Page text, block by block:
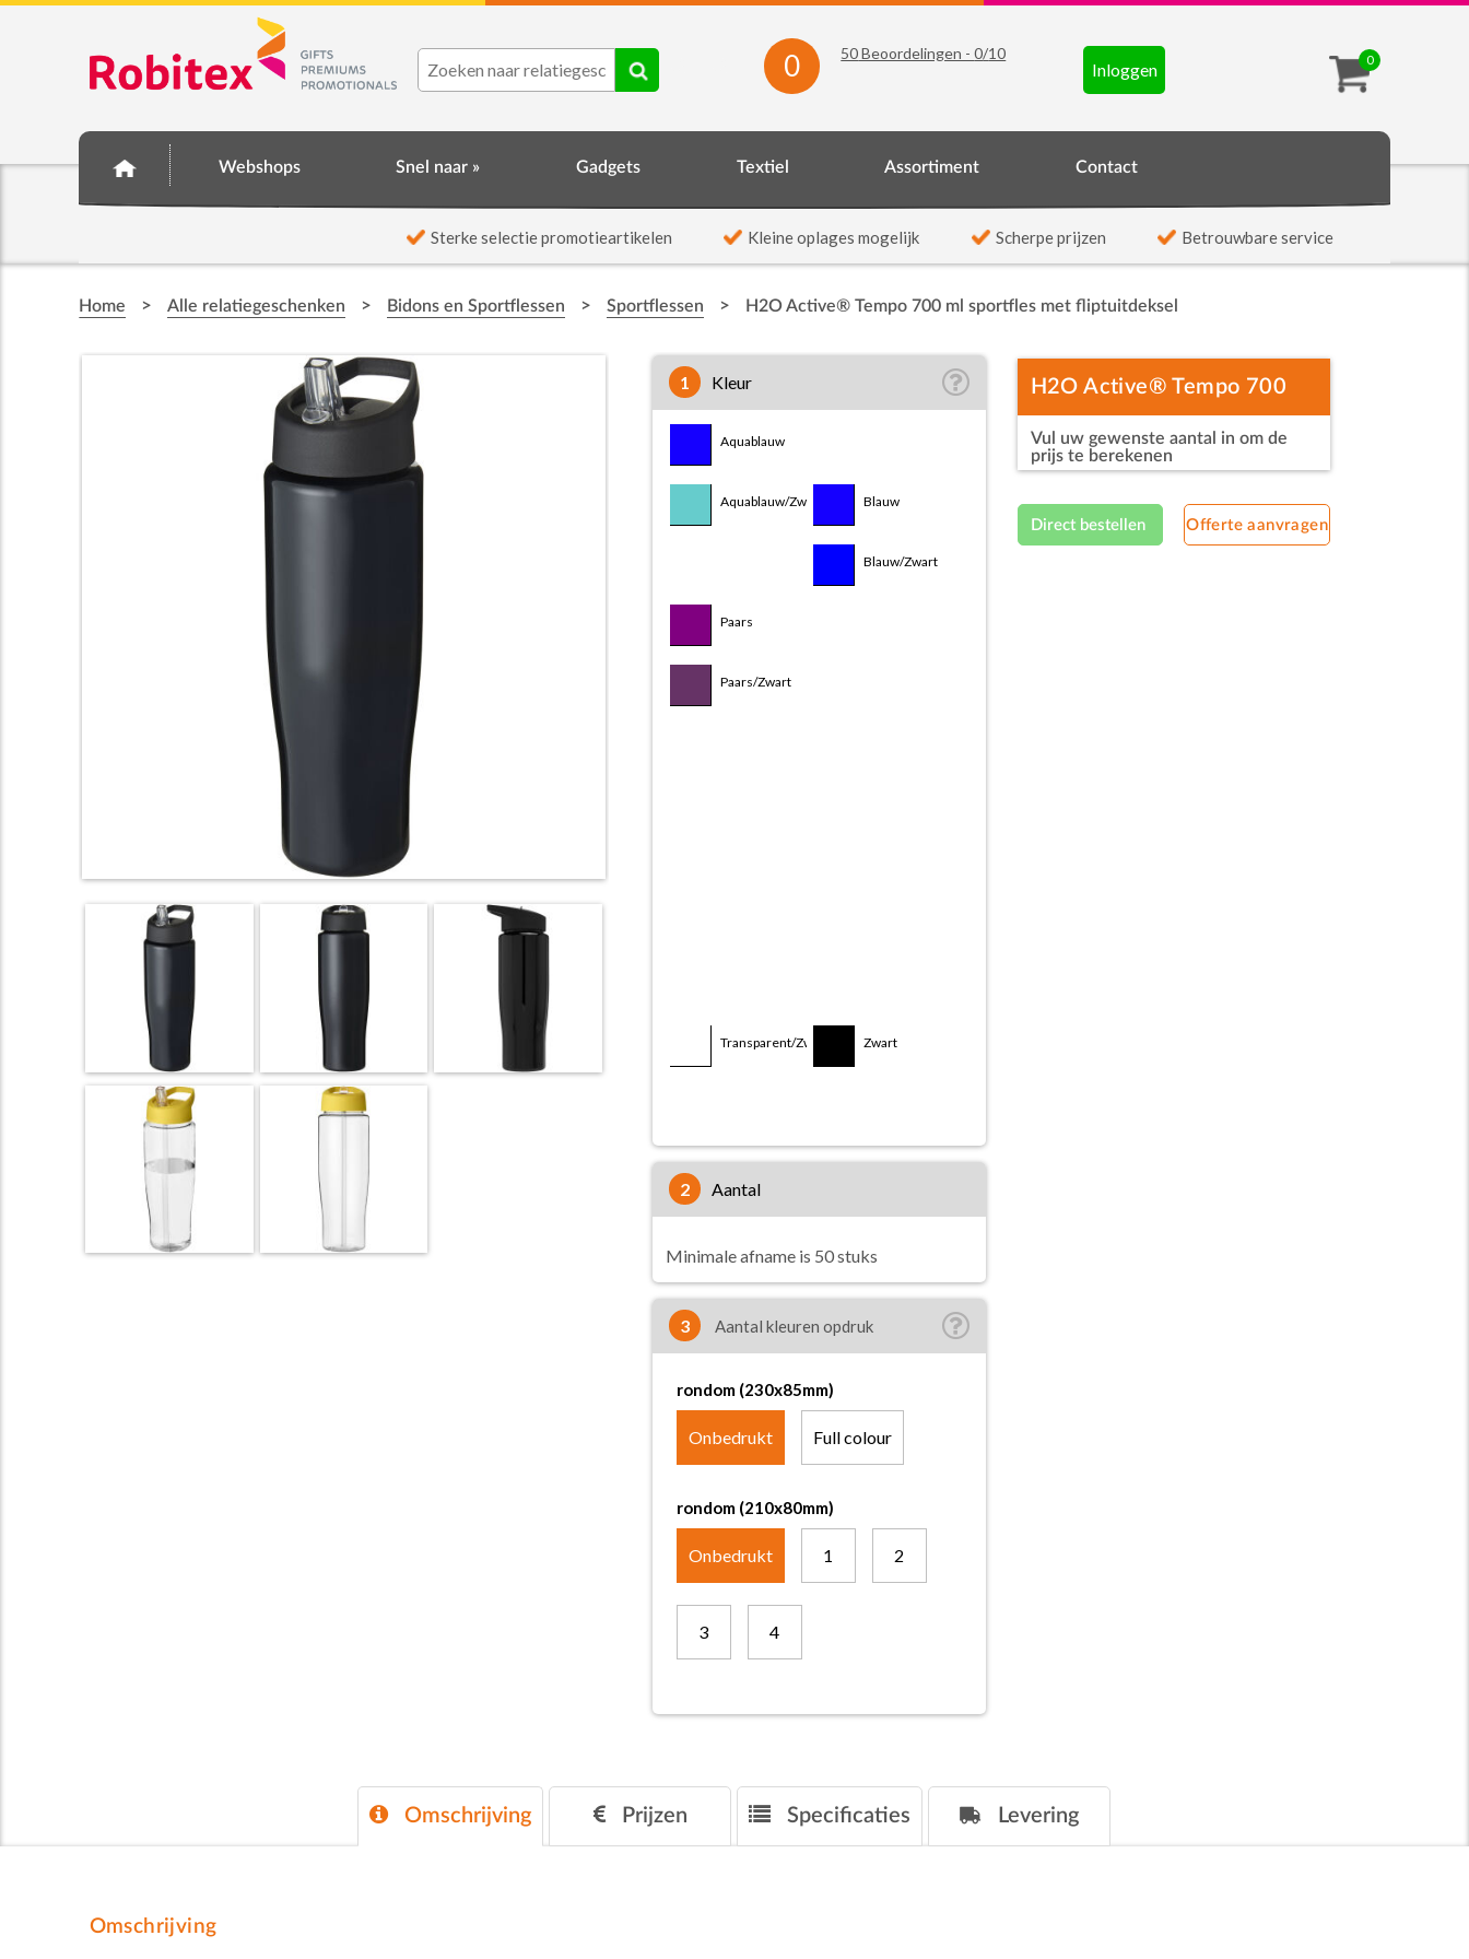
0
Inloggen
0 50Beoordelingen -0/10
Webshops Snel naar » Gadgets Textiel Assortiment Contact
Sterke selectie promotieartikelen Kleine oplages mogelijk Scherpe prijzen Betrouwbare service
Home > Alle relatiegeschenken > Bidons en Sportflessen > Sportflessen > H2O Active® Tempo 700 ml sportfles met fliptuitdeksel
1 Kleur
Aquablauw
Aquablauw/Wit
Aquablauw/Zwart
Blauw
Blauw/Zwart
Paars
Paars/Zwart
Transparent/Zwart
Zwart
2 aantal
Minimale afname is 50 stuks
3 Aantal kleuren opdruk
rondom (230x85mm)
Onbedrukt Full colour
rondom (210x80mm)
Onbedrukt 1 2
3 4
H2O Active® Tempo 700
ml sportfles met
fliptuitdeksel
Vul uw gewenste aantal in om de
prijs te berekenen
Direct bestellen Offerte aanvragen
Omschrijving Prijzen Specificaties Levering
Omschrijving